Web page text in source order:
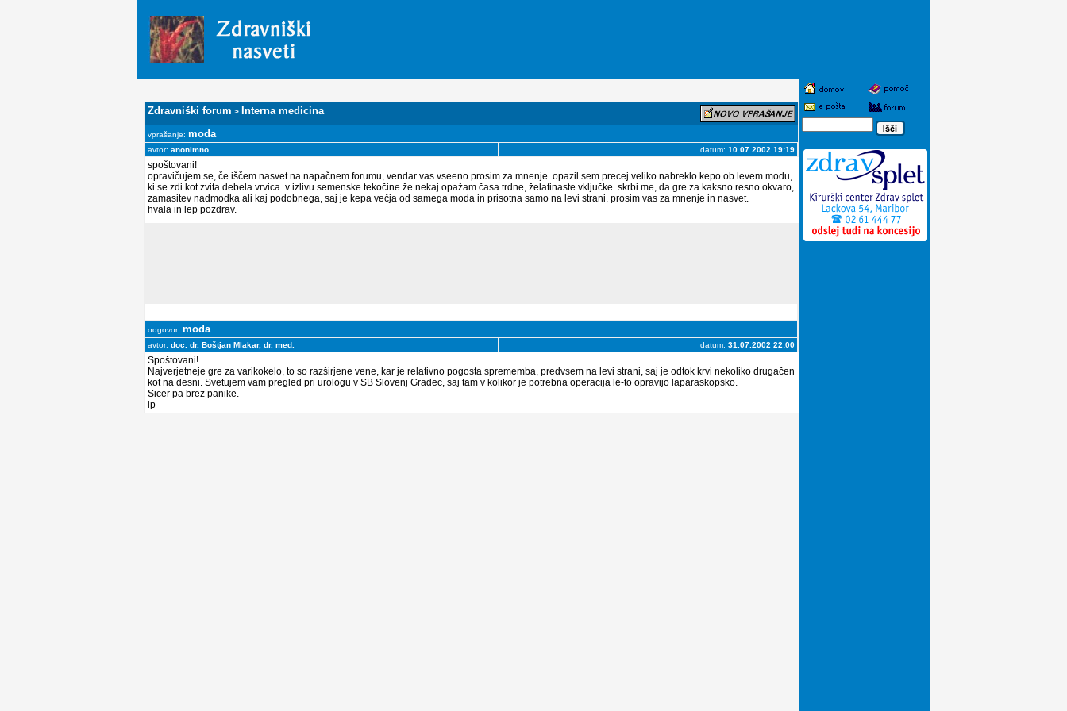
Zdravniški forum > Interna medicina
vprašanje: moda
avtor: anonimno datum: 10.07.2002 19:19
spoštovani!
opravičujem se, če iščem nasvet na napačnem forumu, vendar vas vseeno prosim za mnenje. opazil sem precej veliko nabreklo kepo ob levem modu,
ki se zdi kot zvita debela vrvica. v izlivu semenske tekočine že nekaj opažam časa trdne, želatinaste vključke. skrbi me, da gre za kaksno resno okvaro,
zamasitev nadmodka ali kaj podobnega, saj je kepa večja od samega moda in prisotna samo na levi strani. prosim vas za mnenje in nasvet.
hvala in lep pozdrav.
odgovor: moda
avtor: doc. dr. Boštjan Mlakar, dr. med. datum: 31.07.2002 22:00
Spoštovani!
Najverjetneje gre za varikokelo, to so razširjene vene, kar je relativno pogosta sprememba, predvsem na levi strani, saj je odtok krvi nekoliko drugačen
kot na desni. Svetujem vam pregled pri urologu v SB Slovenj Gradec, saj tam v kolikor je potrebna operacija le-to opravijo laparaskopsko.
Sicer pa brez panike.
lp